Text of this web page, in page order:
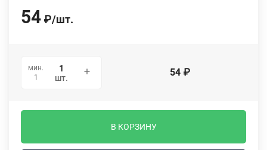
54 ₽/шт.
мин.
1
шт. 54 ₽
В КОРЗИНУ